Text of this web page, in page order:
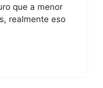
que a menor
realmente eso